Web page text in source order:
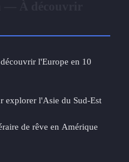
l'Europe en 10
explorer l'Asie du Sud-Est
de rêve en Amérique